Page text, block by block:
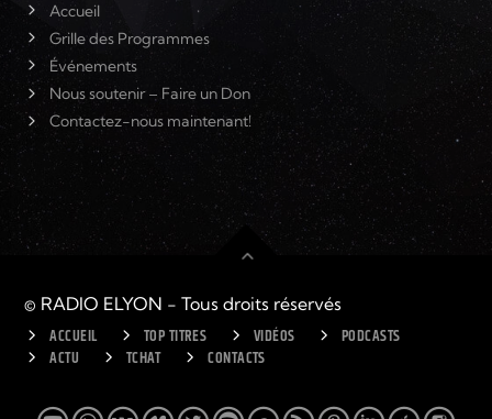
Accueil
Grille des Programmes
Événements
Nous soutenir – Faire un Don
Contactez-nous maintenant!
© RADIO ELYON - Tous droits réservés
ACCUEIL TOP TITRES VIDÉOS
PODCASTS
ACTU
TCHAT CONTACTS